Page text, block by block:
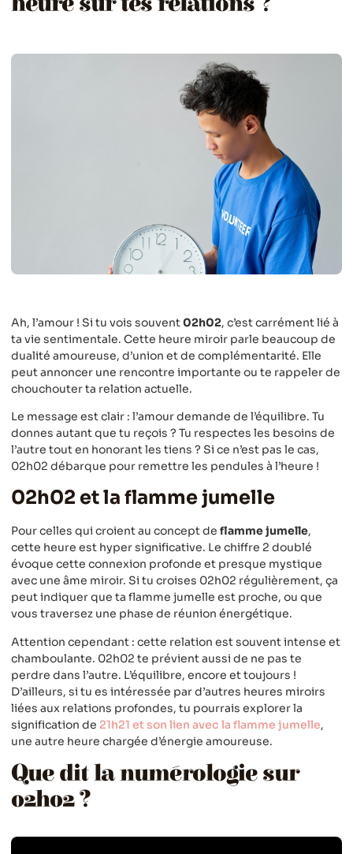
Ah, l’amour ! Si tu vois souvent02h02, c’est carrément lié à
ta vie sentimentale. Cette heure miroir parle beaucoup de
dualité amoureuse, d’union et de complémentarité. Elle
peut annoncer une rencontre importante ou te rappeler de
chouchouter ta relation actuelle.
Le message est clair : l’amour demande de l’équilibre. Tu
donnes autant que tu reçois ? Tu respectes les besoins de
l’autre tout en honorant les tiens ? Si ce n’est pas le cas,
02h02 débarque pour remettre les pendules à l’heure !
02h02 et la flamme jumelle
Pour celles qui croient au concept de flamme jumelle,
cette heure est hyper significative. Le chiffre 2 doublé
évoque cette connexion profonde et presque mystique
avec une âme miroir. Si tu croises 02h02 régulièrement, ça
peut indiquer que ta flamme jumelle est proche, ou que
vous traversez une phase de réunion énergétique.
Attention cependant : cette relation est souvent intense et
chamboulante. 02h02 te prévient aussi de ne pas te
perdre dans l’autre. L’équilibre, encore et toujours !
D’ailleurs, si tu es intéressée par d’autres heures miroirs
liées aux relations profondes, tu pourrais explorer la
signification de 21h21 et son lien avec la flamme jumelle,
une autre heure chargée d’énergie amoureuse.
Que dit la numérologie sur
02h02 ?